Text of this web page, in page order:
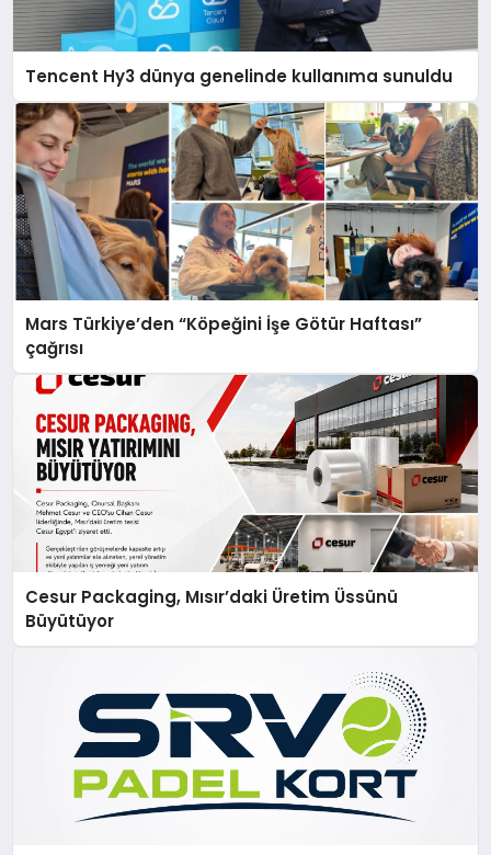
Tencent Hy3 dünya genelinde kullanıma sunuldu
Mars Türkiye’den “Köpeğini İşe Götür Haftası”
çağrısı
Cesur Packaging, Mısır’daki Üretim Üssünü
Büyütüyor